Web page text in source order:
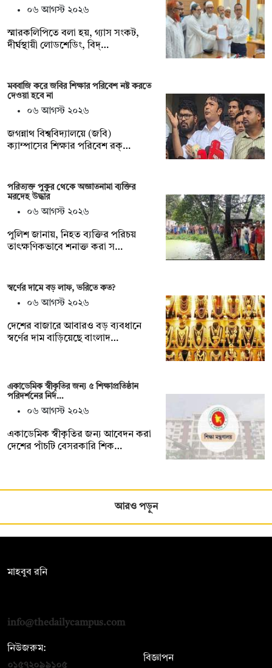
০৬ আগস্ট ২০২৬
স্মারকলিপিতে বলা হয়, গ্যাস সংকট,
দীর্ঘস্থায়ী লোডশেডিং, বিদ্…
মববাজি করে জবির শিক্ষার পরিবেশ নষ্ট করতে
দেওয়া হবে না
০৬ আগস্ট ২০২৬
জগন্নাথ বিশ্ববিদ্যালয়ে (জবি)
ক্যাম্পাসের শিক্ষার পরিবেশ রক্…
পরিত্যক্ত পুকুর থেকে অজ্ঞাতনামা ব্যক্তির
মরদেহ উদ্ধার
০৬ আগস্ট ২০২৬
পুলিশ জানায়, নিহত ব্যক্তির পরিচয়
তাৎক্ষণিকভাবে শনাক্ত করা স…
স্বর্ণের দামে বড় লাফ, ভরিতে কত?
০৬ আগস্ট ২০২৬
দেশের বাজারে আবারও বড় ব্যবধানে
স্বর্ণের দাম বাড়িয়েছে বাংলাদ…
একাডেমিক স্বীকৃতির জন্য ৫ শিক্ষাপ্রতিষ্ঠান
পরিদর্শনের নির্দ…
০৬ আগস্ট ২০২৬
একাডেমিক স্বীকৃতির জন্য আবেদন করা
দেশের পাঁচটি বেসরকারি শিক…
আরও পড়ুন
মাহবুব রনি
info@thedailycampus.com
নিউজরুম:
০১৫৭২০৯৯১০৫
বিজ্ঞাপন